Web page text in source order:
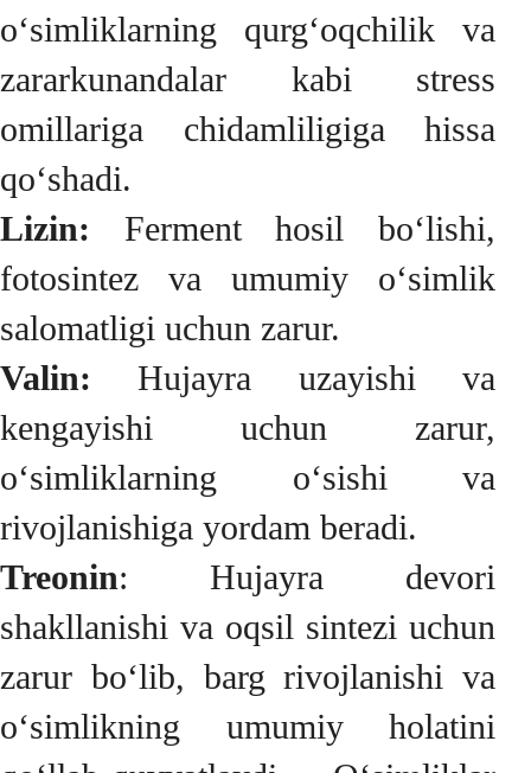
o‘simliklarning qurg‘oqchilik va
zararkunandalar kabi stress
omillariga chidamliligiga hissa
qo‘shadi.
Lizin: Ferment hosil bo‘lishi,
fotosintez va umumiy o‘simlik
salomatligi uchun zarur.
Valin:Hujayra uzayishi va
kengayishi uchun zarur,
o‘simliklarning o‘sishi va
rivojlanishiga yordam beradi.
Treonin: Hujayra devori
shakllanishi va oqsil sintezi uchun
zarur bo‘lib, barg rivojlanishi va
o‘simlikning umumiy holatini